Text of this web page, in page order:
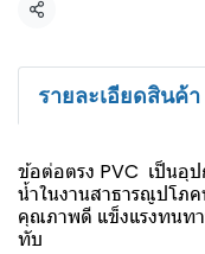
แชร์
รายละเอียดสินค้า
ข้อต่อตรง PVC เป็นอุ
น้ำในงานสาธารณูปโภ
คุณภาพดี แข็งแรงทนท
ทับ